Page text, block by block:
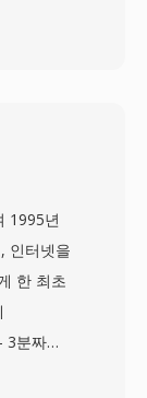
4
술적 장
달성하
고, 하드
라이선
년에
버스 엔
1995년
인터넷을
한 최초
분짜리
던 시